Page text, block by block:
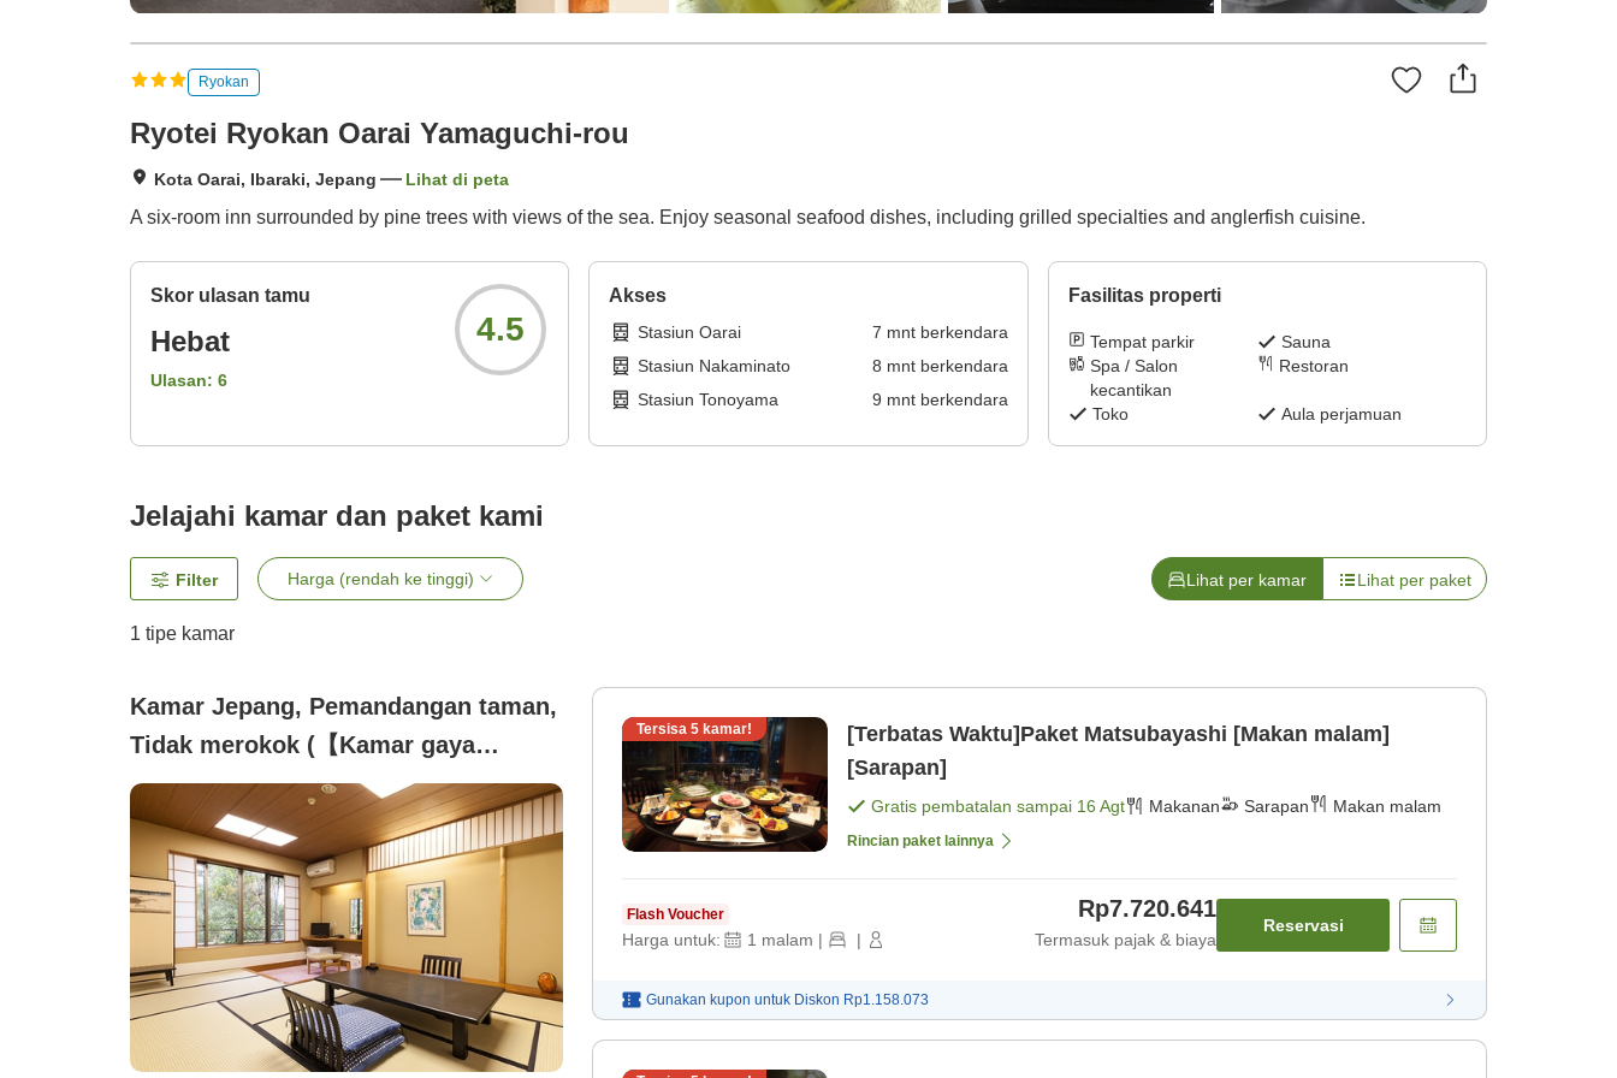
Ryokan
Ryotei Ryokan Oarai Yamaguchi-rou
Kota Oarai, Ibaraki, Jepang Lihat di peta
A six-room inn surrounded by pine trees with views of the sea. Enjoy seasonal seafood dishes, including grilled specialties and anglerfish cuisine.
Skor ulasan tamu
Hebat
Ulasan: 6
4.5
Akses
Stasiun Oarai 7 mnt berkendara
Stasiun Nakaminato
8 mnt berkendara
Stasiun Tonoyama
9 mnt berkendara
Fasilitas properti
Tempat parkir
Sauna
Spa / Salon
kecantikan
Restoran
Toko Aula perjamuan
Jelajahi kamar dan paket kami
Filter Harga (rendah ke tinggi) Lihat per kamar Lihat per paket
1 tipe kamar
Kamar Jepang, Pemandangan taman,
Tidak merokok (【Kamar gaya
Jepang yang nyaman】Dilengkapi
Wi-Fi, kamar mandi, dan toilet untuk
hingga 4 orang)
Tersisa 5 kamar!
[Terbatas Waktu]Paket Matsubayashi [Makan malam]
[Sarapan]
Gratis pembatalan sampai 16 Agt Makanan Sarapan Makan malam
Rincian paket lainnya
Flash Voucher
Harga untuk: 1 malam | |
Rp7.720.641
Termasuk pajak & biaya
Reservasi
Gunakan kupon untuk Diskon Rp1.158.073